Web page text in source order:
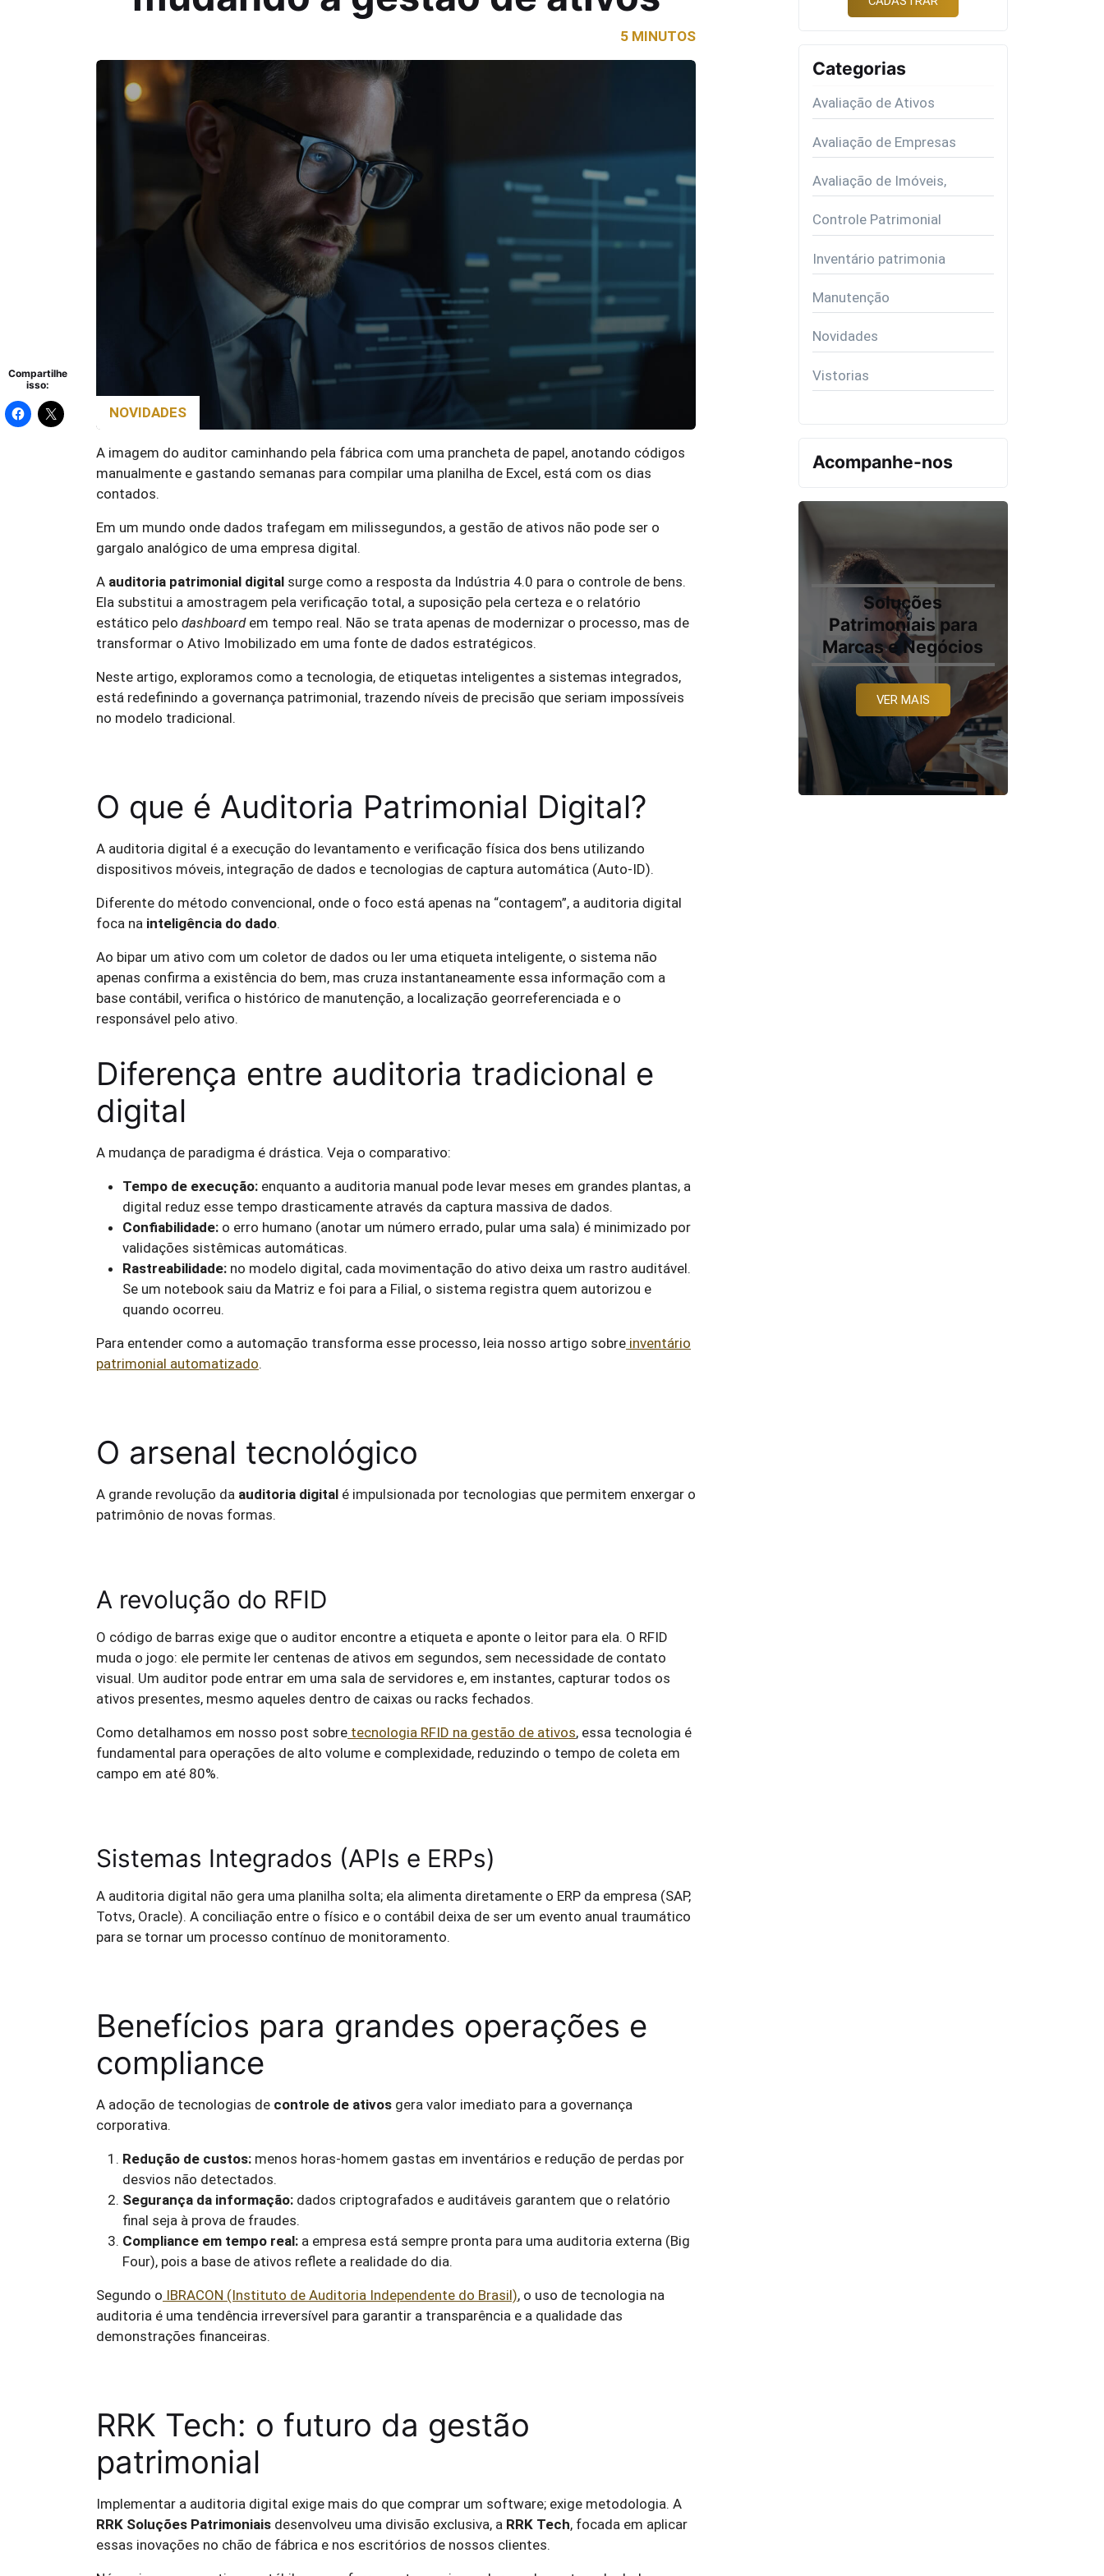
Compartilhe
isso:
5 MINUTOS
NOVIDADES
A imagem do auditor caminhando pela fábrica com uma prancheta de papel, anotando códigos
manualmente e gastando semanas para compilar uma planilha de Excel, está com os dias
contados.
Em um mundo onde dados trafegam em milissegundos, a gestão de ativos não pode ser o
gargalo analógico de uma empresa digital.
A auditoria patrimonial digital surge como a resposta da Indústria 4.0 para o controle de bens.
Ela substitui a amostragem pela verificação total, a suposição pela certeza e o relatório
estático pelo dashboardem tempo real. Não se trata apenas de modernizar o processo, mas de
transformar o Ativo Imobilizado em uma fonte de dados estratégicos.
Neste artigo, exploramos como a tecnologia, de etiquetas inteligentes a sistemas integrados,
está redefinindo a governança patrimonial, trazendo níveis de precisão que seriam impossíveis
no modelo tradicional.
O que é Auditoria Patrimonial Digital?
A auditoria digital é a execução do levantamento e verificação física dos bens utilizando
dispositivos móveis, integração de dados e tecnologias de captura automática (Auto-ID).
Diferente do método convencional, onde o foco está apenas na “contagem”, a auditoria digital
foca na inteligência do dado.
Ao bipar um ativo com um coletor de dados ou ler uma etiqueta inteligente, o sistema não
apenas confirma a existência do bem, mas cruza instantaneamente essa informação com a
base contábil, verifica o histórico de manutenção, a localização georreferenciada e o
responsável pelo ativo.
Diferença entre auditoria tradicional e
digital
A mudança de paradigma é drástica. Veja o comparativo:
Tempo de execução: enquanto a auditoria manual pode levar meses em grandes plantas, a
digital reduz esse tempo drasticamente através da captura massiva de dados.
Confiabilidade: o erro humano (anotar um número errado, pular uma sala) é minimizado por
validações sistêmicas automáticas.
Rastreabilidade: no modelo digital, cada movimentação do ativo deixa um rastro auditável.
Se um notebook saiu da Matriz e foi para a Filial, o sistema registra quem autorizou e
quando ocorreu.
Para entender como a automação transforma esse processo, leia nosso artigo sobre inventário
patrimonial automatizado.
O arsenal tecnológico
A grande revolução da auditoria digital é impulsionada por tecnologias que permitem enxergar o
patrimônio de novas formas.
A revolução do RFID
O código de barras exige que o auditor encontre a etiqueta e aponte o leitor para ela. O RFID
muda o jogo: ele permite ler centenas de ativos em segundos, sem necessidade de contato
visual. Um auditor pode entrar em uma sala de servidores e, em instantes, capturar todos os
ativos presentes, mesmo aqueles dentro de caixas ou racks fechados.
Como detalhamos em nosso post sobre tecnologia RFID na gestão de ativos, essa tecnologia é
fundamental para operações de alto volume e complexidade, reduzindo o tempo de coleta em
campo em até 80%.
Sistemas Integrados (APIs e ERPs)
A auditoria digital não gera uma planilha solta; ela alimenta diretamente o ERP da empresa (SAP,
Totvs, Oracle). A conciliação entre o físico e o contábil deixa de ser um evento anual traumático
para se tornar um processo contínuo de monitoramento.
Benefícios para grandes operações e
compliance
A adoção de tecnologias de controle de ativos gera valor imediato para a governança
corporativa.
Redução de custos: menos horas-homem gastas em inventários e redução de perdas por
desvios não detectados.
Segurança da informação: dados criptografados e auditáveis garantem que o relatório
final seja à prova de fraudes.
Compliance em tempo real: a empresa está sempre pronta para uma auditoria externa (Big
Four), pois a base de ativos reflete a realidade do dia.
Segundo o IBRACON (Instituto de Auditoria Independente do Brasil), o uso de tecnologia na
auditoria é uma tendência irreversível para garantir a transparência e a qualidade das
demonstrações financeiras.
RRK Tech: o futuro da gestão
patrimonial
Implementar a auditoria digital exige mais do que comprar um software; exige metodologia. A
RRK Soluções Patrimoniais desenvolveu uma divisão exclusiva, a RRK Tech, focada em aplicar
essas inovações no chão de fábrica e nos escritórios de nossos clientes.
Categorias
Avaliação de Ativos
Avaliação de Empresas
Avaliação de Imóveis,
Controle Patrimonial
Inventário patrimonia
Manutenção
Novidades
Vistorias
Acompanhe-nos
Soluções
Patrimoniais para
Marcas e Negócios
VER MAIS